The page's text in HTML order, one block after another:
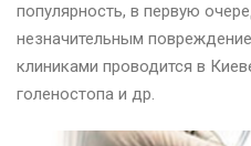
популярность, в первую
незначительным
клиниками проводится в
голеностопа и др.